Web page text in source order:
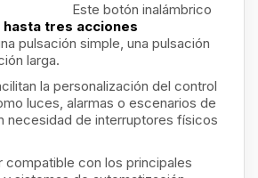
Este botón inalámbrico
tres acciones
pulsación simple, una pulsación
larga.
la personalización del control
luces, alarmas o escenarios de
necesidad de interruptores físicos
compatible con los principales